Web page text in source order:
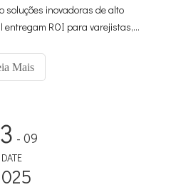
soluções inovadoras de alto
entregam ROI para varejistas,
Mais
- 09
DATE